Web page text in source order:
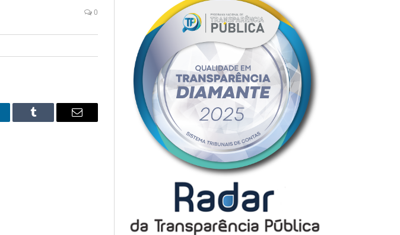
0
Tumblr Email